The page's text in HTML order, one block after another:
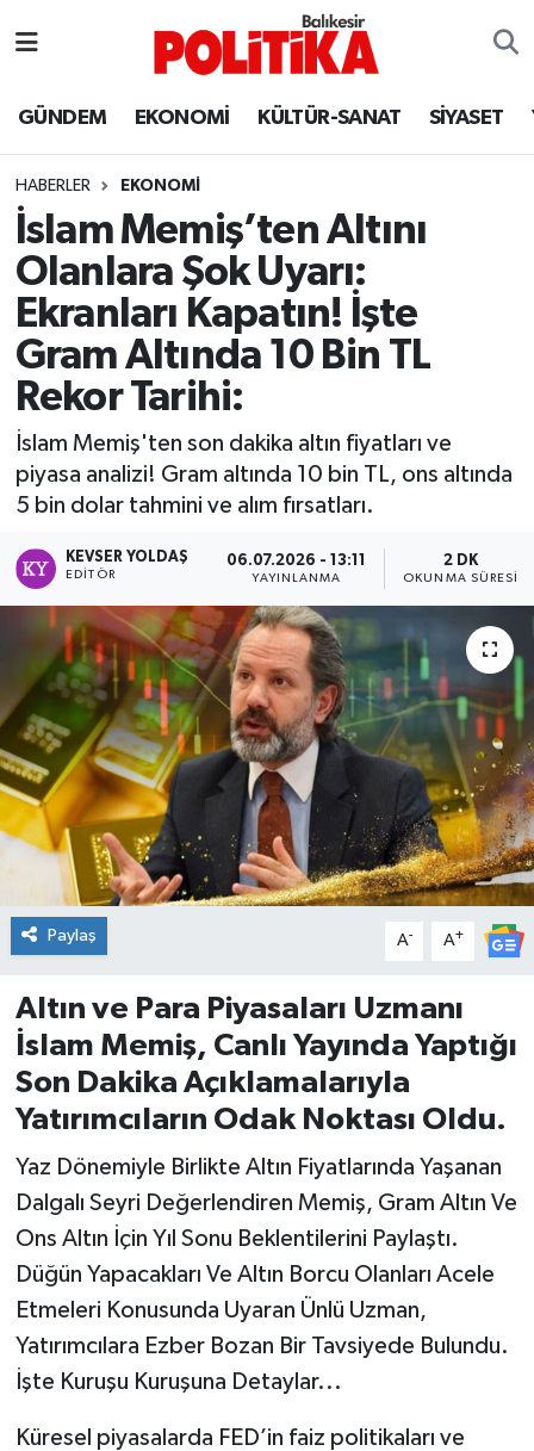
GÜNDEM EKONOMİ KÜLTÜR-SANAT SİYASET
HABERLER EKONOMİ
İslam Memiş’ten Altını
Olanlara Şok Uyarı:
Ekranları Kapatın! İşte
Gram Altında 10 Bin TL
Rekor Tarihi:
İslam Memiş'ten son dakika altın fiyatları ve
piyasa analizi! Gram altında 10 bin TL, ons altında
5 bin dolar tahmini ve alım fırsatları.
KEVSER YOLDAŞ
EDITÖR
06.07.2026 - 13:11
YAYINLANMA
2 DK
OKUNMA SÜRESI
Paylaş A- A+
Altın ve Para Piyasaları Uzmanı
İslam Memiş, Canlı Yayında Yaptığı
Son Dakika Açıklamalarıyla
Yatırımcıların Odak Noktası Oldu.
Yaz Dönemiyle Birlikte Altın Fiyatlarında Yaşanan
Dalgalı Seyri Değerlendiren Memiş, Gram Altın Ve
Ons Altın İçin Yıl Sonu Beklentilerini Paylaştı.
Düğün Yapacakları Ve Altın Borcu Olanları Acele
Etmeleri Konusunda Uyaran Ünlü Uzman,
Yatırımcılara Ezber Bozan Bir Tavsiyede Bulundu.
İşte Kuruşu Kuruşuna Detaylar...
Küresel piyasalarda FED’in faiz politikaları ve
Ayvalık
Bandırma
Bigadiç
BİYOGRAFİLER
Burhaniye
ÇEVRE
DÜNYA
Dursunbey
Edremit
EĞİTİM
EKONOMİ
Erdek
Gömeç
Gönen
İvrindi
KENT GÜNDEMİ
Kepsut
KÜLTÜR-SANAT
MANŞET
Balıkesir Hava Durumu
Balıkesir Namaz Vakitleri
Balıkesir Trafik Yoğunluk Haritası
Süper Lig Puan Durumu ve Fikstür
Tüm Manşetler
Son Dakika Haberleri
Haber Arşivi